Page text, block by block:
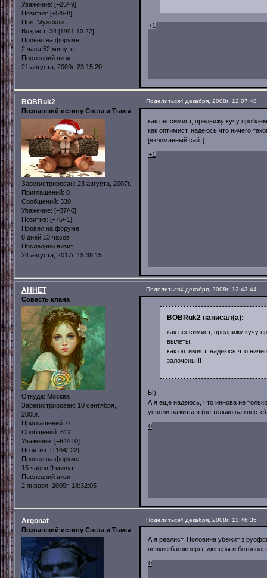
Уважение: [+26/-9]
Позитив: [+54/-8]
Пол: Мужской
Возраст: 34 [1991-10-22]
Провел на форуме:
2 часа 52 минуты
Последний визит:
21 августа, 2009г. 23:15:20
+1
Поделиться4 декабря, 2008г. 12:07:48
BOBRuk2
Познавший истину Света и Тьмы
Зарегистрирован: 23 августа, 2007г.
Приглашений: 0
Сообщений: 330
Уважение: [+37/-0]
Позитив: [+75/-1]
Провел на форуме:
8 дней 13 часов
Последний визит:
24 августа, 2017г. 15:38:15
как пессимист, предвижу кучу
как оптимист, надеюсь что ничего
[взломанный сайт]
+1
Поделиться4 декабря, 2008г. 12:43:44
AHHET
Совесть клана
Откуда: Москва
Зарегистрирован: 10 сентября,
2008г.
Приглашений: 0
Сообщений: 612
Уважение: [+64/-10]
Позитив: [+164/-22]
Провел на форуме:
15 часов 9 минут
Последний визит:
2 января, 2009г. 18:32:05
BOBRuk2 написал(а):
как пессимист, предвижу кучу
вылеты.
как оптимист, надеюсь что
залочены!!!
Ы)
А я еще надеюсь, что иннова не
успели нажиться (не только на
0
Поделиться4 декабря, 2008г. 13:46:35
Argonat
Познавший истину Света и Тьмы
А я реалист. Половина убежит з
всякие багоюзеры, дюперы и
0